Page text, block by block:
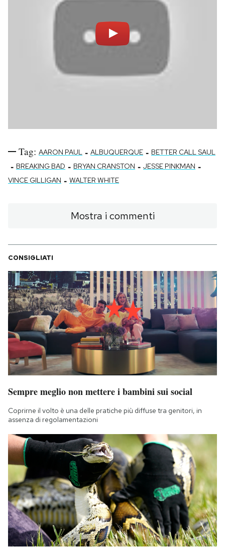
Tag: AARON PAUL - ALBUQUERQUE - BETTER CALL SAUL
- BREAKING BAD - BRYAN CRANSTON - JESSE PINKMAN -
VINCE GILLIGAN - WALTER WHITE
Mostra i commenti
CONSIGLIATI
Sempre meglio non mettere i bambini sui social
Coprirne il volto è una delle pratiche più diffuse tra genitori, in
assenza di regolamentazioni